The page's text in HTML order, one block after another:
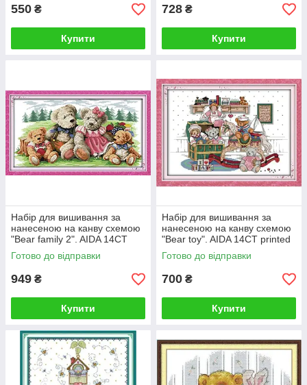
550 ₴
Купити
728 ₴
Купити
Набір для вишивання за
нанесеною на канву схемою
"Bear family 2". AIDA 14CT
printed 52*31 см
Готово до відправки
949 ₴
Купити
Набір для вишивання за
нанесеною на канву схемою
"Bear toy". AIDA 14CT printed
46*34 см
Готово до відправки
700 ₴
Купити